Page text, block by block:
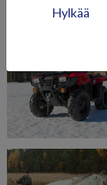
Hylkää